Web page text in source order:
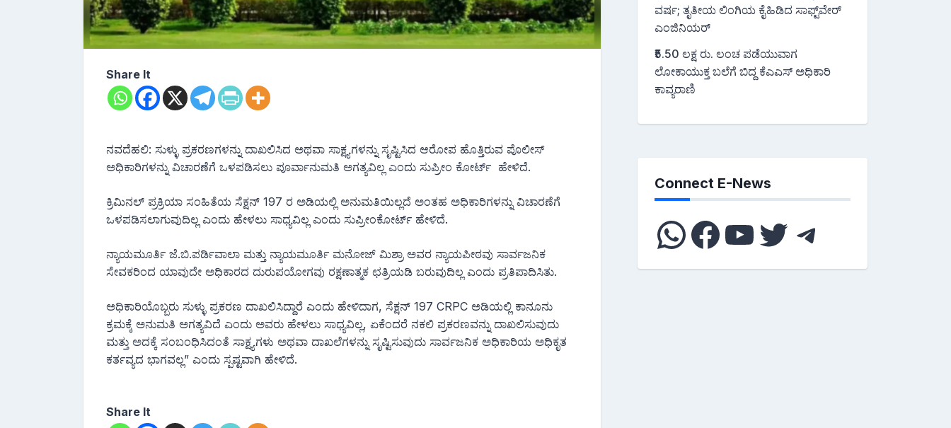
Share It
ನವದೆಹಲಿ: ಸುಳ್ಳು ಪ್ರಕರಣಗಳನ್ನು ದಾಖಲಿಸಿದ ಅಥವಾ ಸಾಕ್ಷ್ಯಗಳನ್ನು ಸೃಷ್ಟಿಸಿದ ಆರೋಪ ಹೊತ್ತಿರುವ ಪೊಲೀಸ್
ಅಧಿಕಾರಿಗಳನ್ನು ವಿಚಾರಣೆಗೆ ಒಳಪಡಿಸಲು ಪೂರ್ವಾನುಮತಿ ಅಗತ್ಯವಿಲ್ಲ ಎಂದು ಸುಪ್ರೀಂ ಕೋರ್ಟ್ ಹೇಳಿದೆ.
ಕ್ರಿಮಿನಲ್‌ ಪ್ರಕ್ರಿಯಾ ಸಂಹಿತೆಯ ಸೆಕ್ಷನ್ 197 ರ ಅಡಿಯಲ್ಲಿ ಅನುಮತಿಯಿಲ್ಲದೆ ಅಂತಹ ಅಧಿಕಾರಿಗಳನ್ನು ವಿಚಾರಣೆಗೆ
ಒಳಪಡಿಸಲಾಗುವುದಿಲ್ಲ ಎಂದು ಹೇಳಲು ಸಾಧ್ಯವಿಲ್ಲ ಎಂದು ಸುಪ್ರೀಂಕೋರ್ಟ್ ಹೇಳಿದೆ.
ನ್ಯಾಯಮೂರ್ತಿ ಜೆ.ಬಿ.ಪರ್ಡಿವಾಲಾ ಮತ್ತು ನ್ಯಾಯಮೂರ್ತಿ ಮನೋಜ್ ಮಿಶ್ರಾ ಅವರ ನ್ಯಾಯಪೀಠವು ಸಾರ್ವಜನಿಕ
ಸೇವಕರಿಂದ ಯಾವುದೇ ಅಧಿಕಾರದ ದುರುಪಯೋಗವು ರಕ್ಷಣಾತ್ಮಕ ಛತ್ರಿಯಡಿ ಬರುವುದಿಲ್ಲ ಎಂದು ಪ್ರತಿಪಾದಿಸಿತು.
ಅಧಿಕಾರಿಯೊಬ್ಬರು ಸುಳ್ಳು ಪ್ರಕರಣ ದಾಖಲಿಸಿದ್ದಾರೆ ಎಂದು ಹೇಳಿದಾಗ, ಸೆಕ್ಷನ್ 197 CRPC ಅಡಿಯಲ್ಲಿ ಕಾನೂನು
ಕ್ರಮಕ್ಕೆ ಅನುಮತಿ ಅಗತ್ಯವಿದೆ ಎಂದು ಅವರು ಹೇಳಲು ಸಾಧ್ಯವಿಲ್ಲ, ಏಕೆಂದರೆ ನಕಲಿ ಪ್ರಕರಣವನ್ನು ದಾಖಲಿಸುವುದು
ಮತ್ತು ಅದಕ್ಕೆ ಸಂಬಂಧಿಸಿದಂತೆ ಸಾಕ್ಷ್ಯಗಳು ಅಥವಾ ದಾಖಲೆಗಳನ್ನು ಸೃಷ್ಟಿಸುವುದು ಸಾರ್ವಜನಿಕ ಅಧಿಕಾರಿಯ ಅಧಿಕೃತ
ಕರ್ತವ್ಯದ ಭಾಗವಲ್ಲ” ಎಂದು ಸ್ಪಷ್ಟವಾಗಿ ಹೇಳಿದೆ.
Share It
ವರ್ಷ; ತೃತೀಯ ಲಿಂಗಿಯ ಕೈಹಿಡಿದ ಸಾಫ್ಟ್‌ವೇರ್
ಎಂಜಿನಿಯರ್
₹5.50 ಲಕ್ಷ ರು. ಲಂಚ ಪಡೆಯುವಾಗ
ಲೋಕಾಯುಕ್ತ ಬಲೆಗೆ ಬಿದ್ದ ಕೆಎಎಸ್ ಅಧಿಕಾರಿ
ಕಾವ್ಯರಾಣಿ
Connect E-News
WhatsApp
Facebook
YouTube
Twitter
Telegram